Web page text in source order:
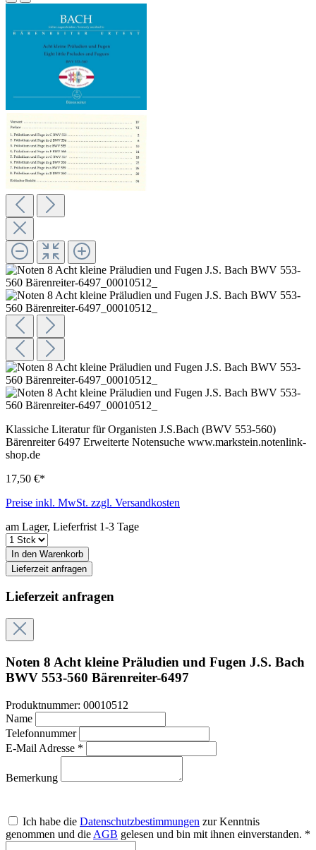
Klassiche Literatur für Organisten J.S.Bach (BWV 553-560)
Bärenreiter 6497 Erweiterte Notensuche www.markstein.notenlink-
shop.de
17,50 €*
Preise inkl. MwSt. zzgl. Versandkosten
am Lager, Lieferfrist 1-3 Tage
In den Warenkorb
Lieferzeit anfragen
Lieferzeit anfragen
Noten 8 Acht kleine Präludien und Fugen J.S. Bach
BWV 553-560 Bärenreiter-6497
Produktnummer: 00010512
Name
Telefonnummer
E-Mail Adresse *
Bemerkung
Ich habe die Datenschutzbestimmungen zur Kenntnis
genommen und die AGB gelesen und bin mit ihnen einverstanden. *